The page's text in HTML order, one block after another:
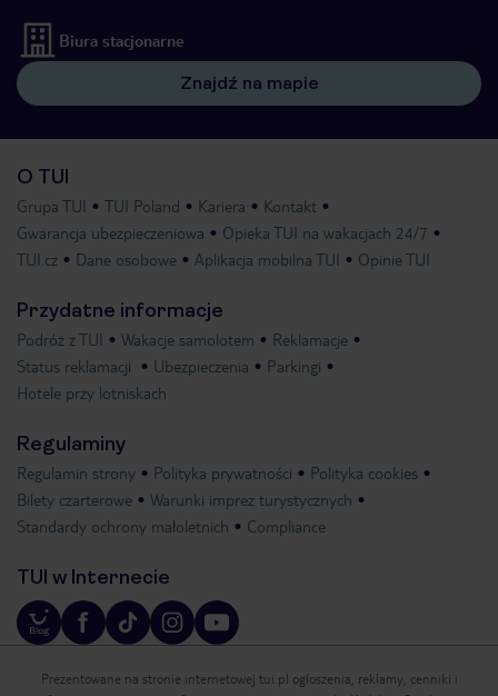
Biura stacjonarne
Znajdź na mapie
O TUI
Grupa TUI TUI Poland Kariera
Kontakt
Gwarancja ubezpieczeniowa
Opieka TUI na wakacjach 24/7
TUI.cz
Dane osobowe Aplikacja mobilna TUI Opinie TUI
Przydatne informacje
Podróż z TUI Wakacje samolotem
Reklamacje
Status reklamacji
Ubezpieczenia
Parkingi
Hotele przy lotniskach
Regulaminy
Regulamin strony Polityka prywatności
Polityka cookies
Bilety czarterowe
Warunki imprez turystycznych
Standardy ochrony małoletnich
Compliance
TUI w Internecie
Prezentowane na stronie internetowej tui.pl ogłoszenia, reklamy, cenniki i